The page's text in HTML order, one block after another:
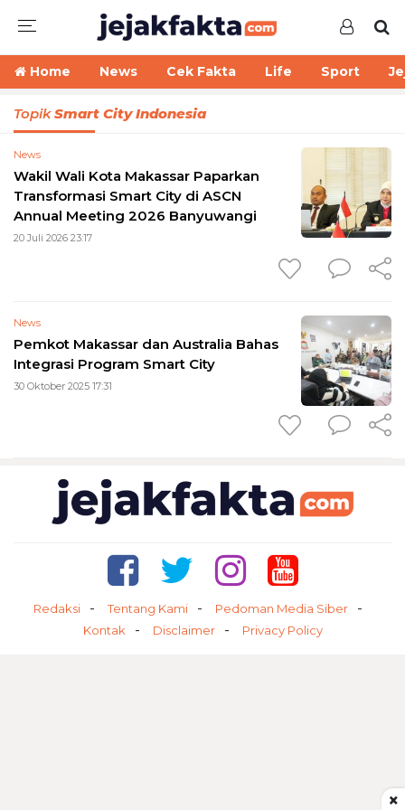
Home News Cek Fakta Life Sport
TopikSmart City Indonesia
News
Wakil Wali Kota Makassar Paparkan
Transformasi Smart City di ASCN
Annual Meeting 2026 Banyuwangi
20 Juli 2026 23:17
News
Pemkot Makassar dan Australia Bahas
Integrasi Program Smart City
30 Oktober 2025 17:31
Redaksi Tentang Kami
Pedoman Media Siber
Kontak
Disclaimer Privacy Policy
×